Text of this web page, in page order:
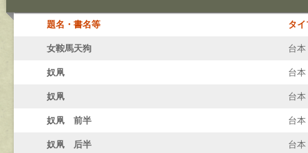
題名・書名等 タイ
女鞍馬天狗 台本
奴凧 台本
奴凧 台本
奴凧 前半 台本
奴凧 后半 台本